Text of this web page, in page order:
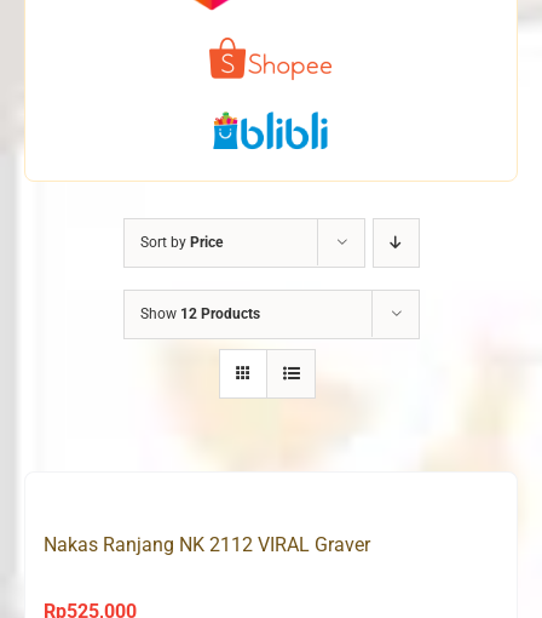
Sort by Price
Show 12 Products
Nakas Ranjang NK 2112 VIRAL Graver
Rp525,000